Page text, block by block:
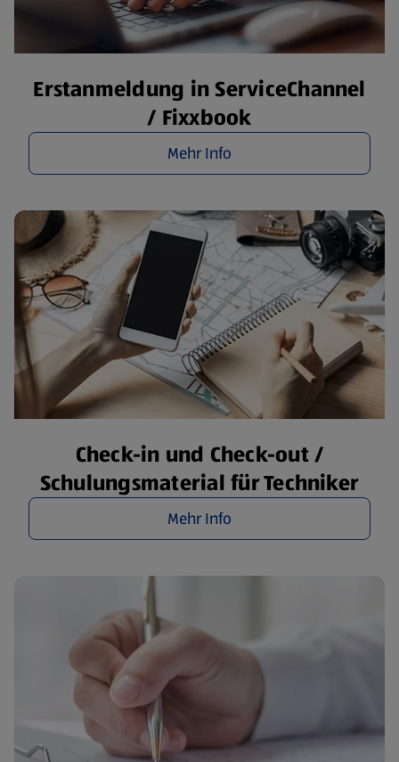
Erstanmeldung in ServiceChannel
/ Fixxbook
Mehr Info
Check-in und Check-out /
Schulungsmaterial für Techniker
Mehr Info